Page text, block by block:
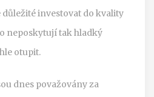
důležité investovat do kvality
neposkytují tak hladký
otupit.
dnes považovány za